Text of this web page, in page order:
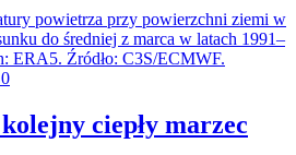
0
ciepły marzec